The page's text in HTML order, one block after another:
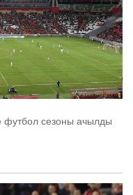
футбол сезоны ачылды